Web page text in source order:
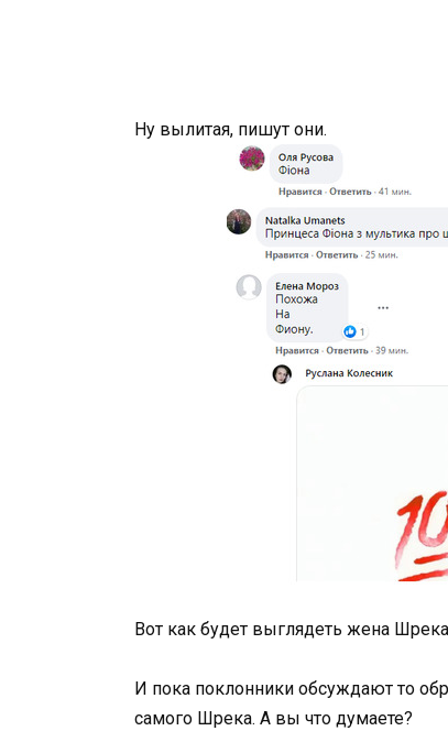
Ну вылитая, пишут они.
Вот как будет выглядеть жена
И пока поклонники обсуждают то
самого Шрека. А вы что думаете?